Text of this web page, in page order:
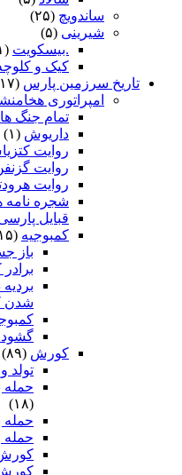
ساندویچ (۲۵)
شیرینی (۵)
.بیسکویت (۱)
کیک و
تاریخ سرزمین پارس (۱۱۷)
امپراتوری
تمام جنگ
داریوش (۱)
روایت
روایت
روایت
شجره نامه
قبایل
کمبوجیه (۱۵)
باز
شدن
کورش (۸۹)
حمله
(۱۸)
کورش
کورش